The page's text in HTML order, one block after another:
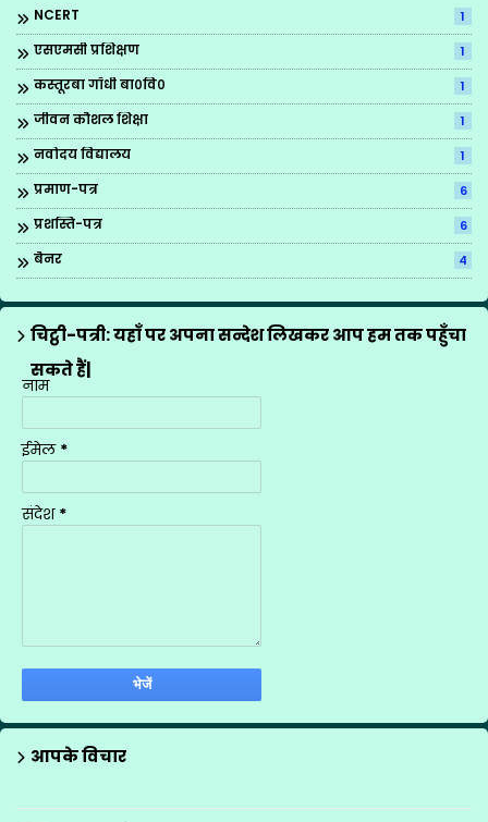
NCERT 1
एसएमसी प्रशिक्षण 1
कस्तूरबा गाँधी बा०वि० 1
जीवन कौशल शिक्षा 1
नवोदय विद्यालय 1
प्रमाण-पत्र 6
प्रशस्ति-पत्र 6
बैनर 4
मीना मंच के गीत 12
राज्य अध्यापक पुरस्कार
शासनादेश
शिक्षक प्रशिक्षण
शिक्षण योजनाएँ
सूचना
चिट्ठी-पत्री: यहाँ पर अपना सन्देश लिखकर आप हम तक पहुँचा
सकते हैं|
नाम
ईमेल *
संदेश *
आपके विचार